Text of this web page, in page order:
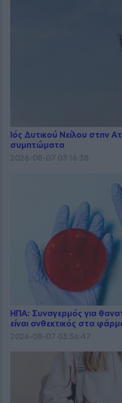
Ιός Δυτικού Νείλου στην
συμπτώματα
2026-08-07 03:16:38
ΗΠΑ: Συναγερμός για
είναι ανθεκτικός στα
2026-08-07 03:36:47